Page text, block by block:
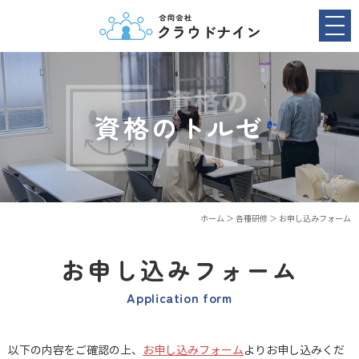
資格のトルゼ
ホーム ＞ 各種研修 ＞ お申し込みフォーム
お申し込みフォーム
Application form
以下の内容をご確認の上、 お申し込みフォームよりお申し込みくだ